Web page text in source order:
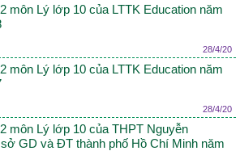
môn Lý lớp 10 của LTTK Education năm
28/4/20
môn Lý lớp 10 của LTTK Education năm
28/4/20
môn Lý lớp 10 của THPT Nguyễn
GD và ĐT thành phố Hồ Chí Minh năm